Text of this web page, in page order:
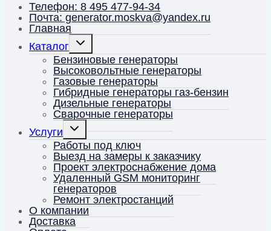
Телефон: 8 495 477-94-34
Почта: generator.moskva@yandex.ru
Главная
Каталог
Переключить
меню
Бензиновые генераторы
Высоковольтные генераторы
Газовые генераторы
Гибридные генераторы газ-бензин
Дизельные генераторы
Сварочные генераторы
Услуги
Переключить
дочернее
меню
Работы под ключ
Выезд на замеры к заказчику
Проект электроснабжение дома
Удаленный GSM мониторинг
генераторов
Ремонт электростанций
О компании
Доставка